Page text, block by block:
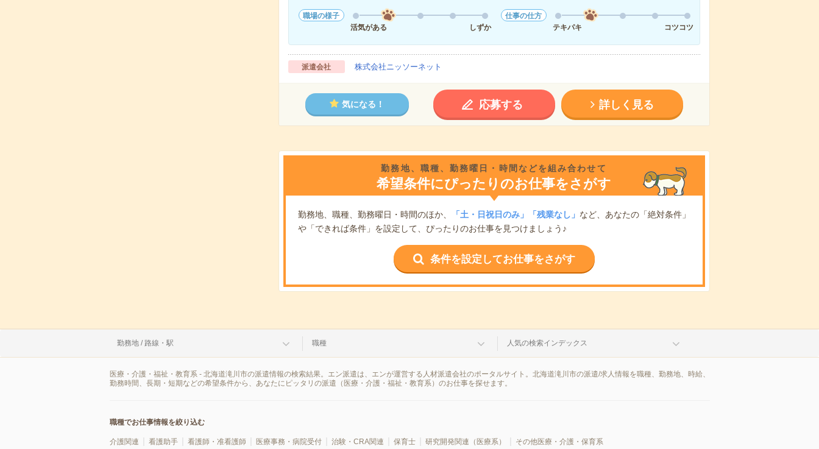
職場の様子
活気がある
しずか
仕事の仕方
テキパキ
コツコツ
派遣会社 株式会社ニッソーネット
気になる！ 応募する 詳しく見る
勤務地、職種、勤務曜日・時間などを組み合わせて
希望条件にぴったりのお仕事をさがす
勤務地、職種、勤務曜日・時間のほか、 「土・日祝日のみ」「残業なし」 など、あなたの「絶対条件」
や「できれば条件」を設定して、ぴったりのお仕事を見つけましょう♪
条件を設定してお仕事をさがす
勤務地 / 路線・駅 職種 人気の検索インデックス
医療・介護・福祉・教育系 - 北海道滝川市の派遣情報の検索結果。エン派遣は、エンが運営する人材派遣会社のポータルサイト。北海道滝川市の派遣/求人情報を職種、勤務地、時給、
勤務時間、長期・短期などの希望条件から、あなたにピッタリの派遣（医療・介護・福祉・教育系）のお仕事を探せます。
職種でお仕事情報を絞り込む
介護関連 看護助手 看護師・准看護師 医療事務・病院受付 治験・CRA関連 保育士 研究開発関連（医療系） その他医療・介護・保育系